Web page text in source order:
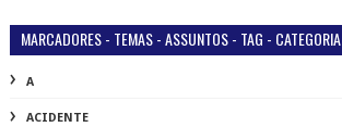
C
CACHOEIRA
CAMPANHA